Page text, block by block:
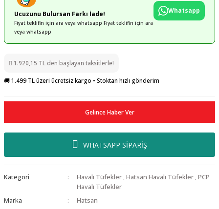
Ucuzunu Bulursan Farkı İade!
Fiyat teklifin için ara veya whatsapp Fiyat teklifin için ara
veya whatsapp
Whatsapp
1.920,15 TL den başlayan taksitlerle!
🚚 1.499 TL üzeri ücretsiz kargo • Stoktan hızlı gönderim
Gelince Haber Ver
WHATSAPP SİPARİŞ
Kategori Havalı Tüfekler ,Hatsan Havalı Tüfekler ,PCP
Havalı Tüfekler
Marka
Hatsan